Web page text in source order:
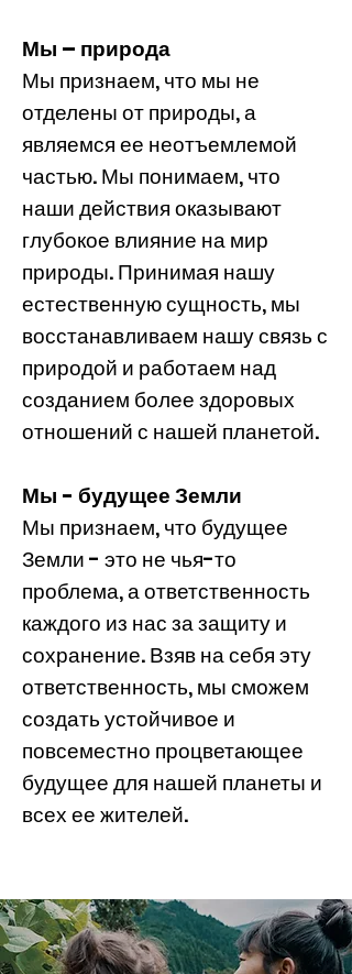
Мы – природа
Мы признаем, что мы не
отделены от природы, а
являемся ее неотъемлемой
частью. Мы понимаем, что
наши действия оказывают
глубокое влияние на мир
природы. Принимая нашу
естественную сущность, мы
восстанавливаем нашу связь с
природой и работаем над
созданием более здоровых
отношений с нашей планетой.
Мы - будущее Земли
Мы признаем, что будущее
Земли - это не чья-то
проблема, а ответственность
каждого из нас за защиту и
сохранение. Взяв на себя эту
ответственность, мы сможем
создать устойчивое и
повсеместно процветающее
будущее для нашей планеты и
всех ее жителей.